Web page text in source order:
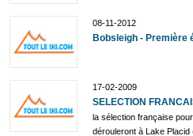
08-11-2012
Bobsleigh - Première
17-02-2009
SELECTION
la sélection française
dérouleront à Lake